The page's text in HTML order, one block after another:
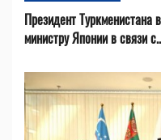
Президент
министру Японии в связи